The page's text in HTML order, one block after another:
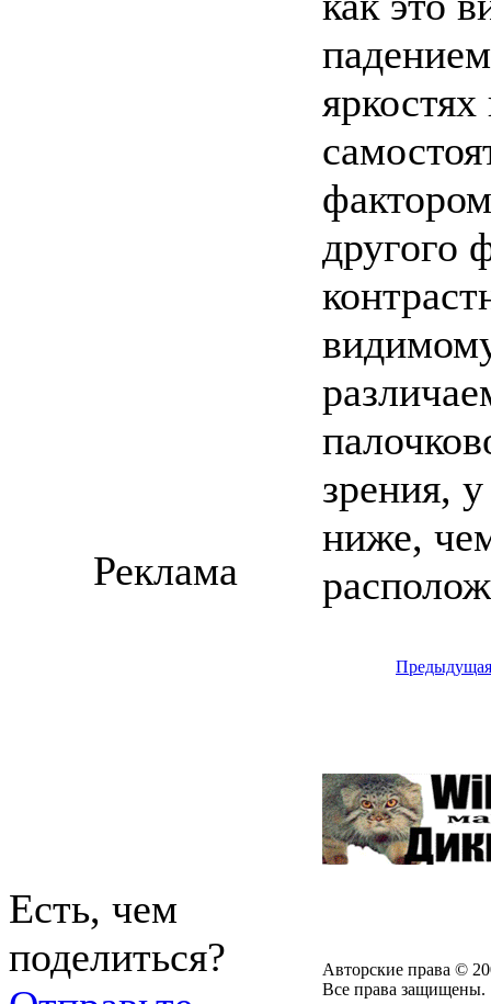
другого
зрения,
ниже,
Предыдущая
Реклама
Есть, чем
поделиться?
Авторские права ©
Все права защищены.